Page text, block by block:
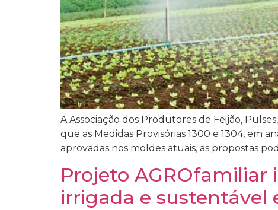
A Associação dos Produtores de Feijão,
que as Medidas Provisórias 1300 e 1304, em
aprovadas nos moldes atuais, as propostas
Projeto
irrigada e sustentável